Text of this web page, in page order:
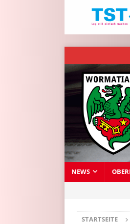
NEWS
STARTSEITE